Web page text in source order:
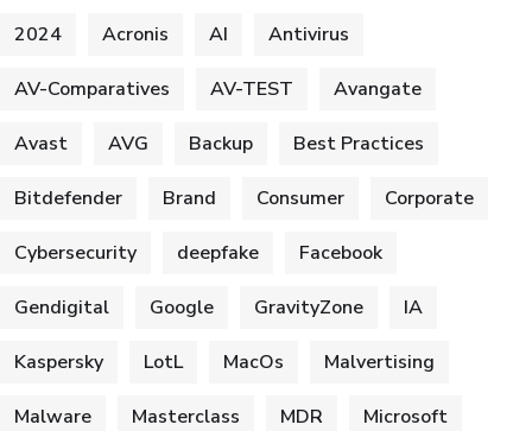
2024 Acronis AI Antivirus
AV-Comparatives AV-TEST Avangate
Avast AVG Backup Best Practices
Bitdefender Brand Consumer Corporate
Cybersecurity deepfake Facebook
Gendigital Google GravityZone IA
Kaspersky LotL MacOs Malvertising
Malware Masterclass MDR Microsoft